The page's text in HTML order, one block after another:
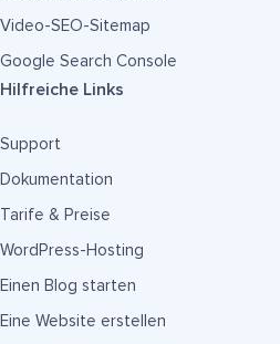
Video-SEO-Sitemap
Google Search Console
Hilfreiche Links
Support
Dokumentation
Tarife & Preise
WordPress-Hosting
Einen Blog starten
Eine Website erstellen